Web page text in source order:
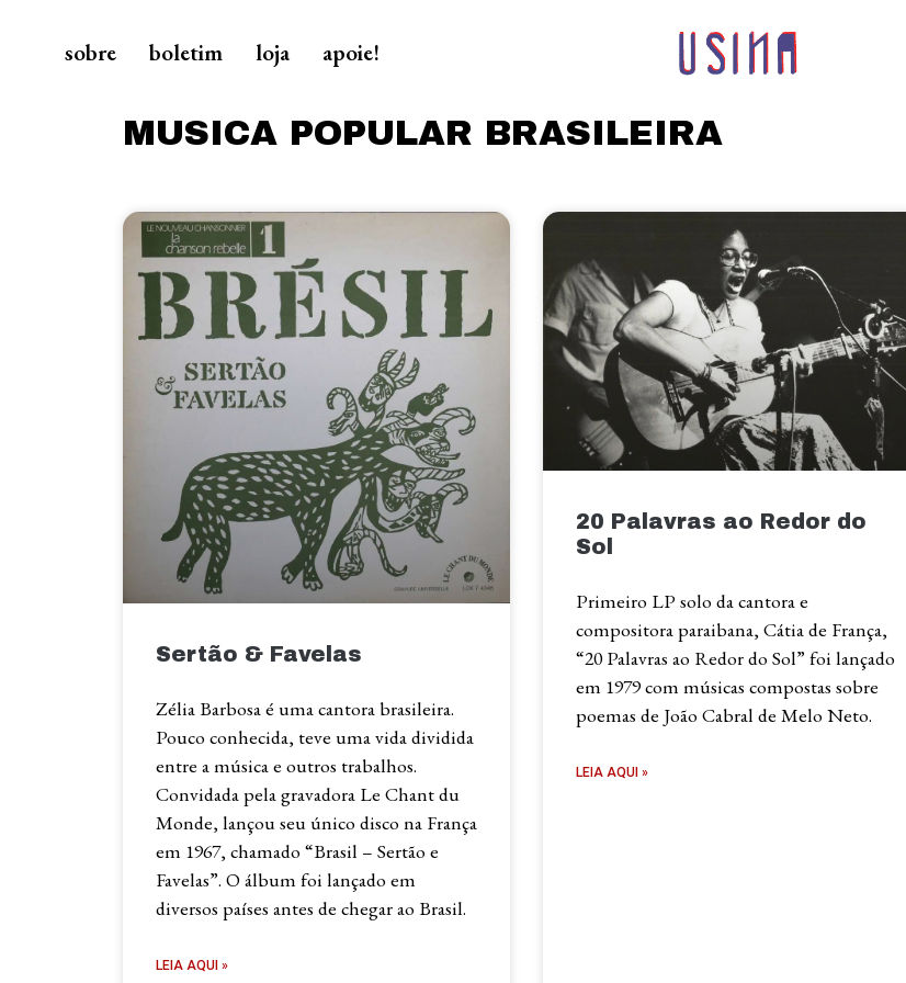
sobre boletim loja apoie!
MUSICA POPULAR BRASILEIRA
Sertão & Favelas
Zélia Barbosa é uma cantora brasileira.
Pouco conhecida, teve uma vida dividida
entre a música e outros trabalhos.
Convidada pela gravadora Le Chant du
Monde, lançou seu único disco na França
em 1967, chamado “Brasil – Sertão e
Favelas”. O álbum foi lançado em
diversos países antes de chegar ao Brasil.
LEIA AQUI »
20 Palavras ao Redor do
Sol
Primeiro LP solo da cantora e
compositora paraibana, Cátia de França,
“20 Palavras ao Redor do Sol” foi lançado
em 1979 com músicas compostas sobre
poemas de João Cabral de Melo Neto.
LEIA AQUI »